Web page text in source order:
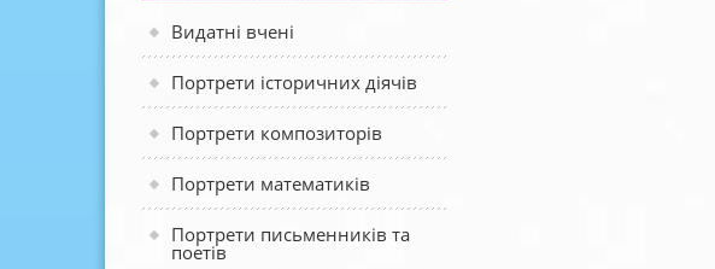
Видатні вчені
Портрети історичних діячів
Портрети композиторів
Портрети математиків
Портрети письменників та
поетів